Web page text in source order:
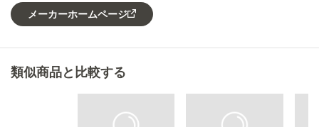
メーカーホームページ
類似商品と比較する